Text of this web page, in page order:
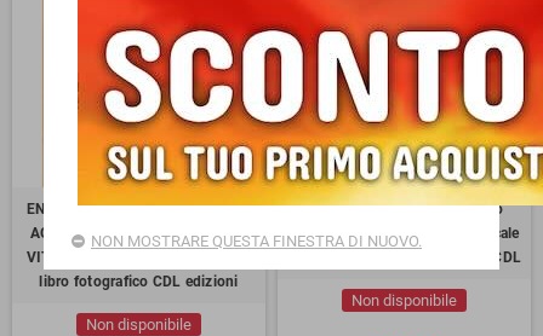
ENCICLOPEDIA DEGLI ATTREZZI
AGRICOLI E DEGLI UTENSILI DI
VITA QUOTIDIANA DEL PASSATO
libro fotografico CDL edizioni
Non disponibile
TE PROPRIA N'ESEN! dialetto
GIULIANO BAGNOLI cultura locale
reggiana TOMO 1 allevamento CDL
Non disponibile
NON MOSTRARE QUESTA FINESTRA DI NUOVO.